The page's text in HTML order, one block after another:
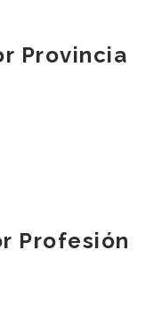
Provincia
Profesión